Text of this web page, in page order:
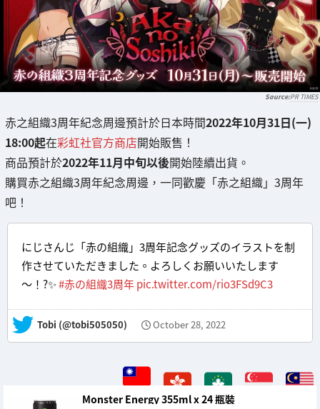
PR TIMES
赤之組織3周年紀念周邊預計於日本時間2022年10月31日(一)
18:00起在彩虹社官方商店開始販售！
商品預計於2022年11月中旬以後開始陸續出貨。
購買赤之組織3周年紀念周邊，一同歡慶「赤之組織」3周年
吧！
にじさんじ「赤の組織」3周年記念グッズのイラストを制
作させていただきました。よろしくお願いいたします
～！?✨#赤の組織3周年pic.twitter.com/rio3FSd9C3
— Tobi (@tobi505050) October 28, 2022
Monster Energy 355ml x 24 瓶裝